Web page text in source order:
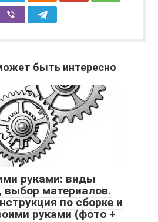
быть интересно
руками: виды
выбор материалов.
по сборке и
руками (фото +